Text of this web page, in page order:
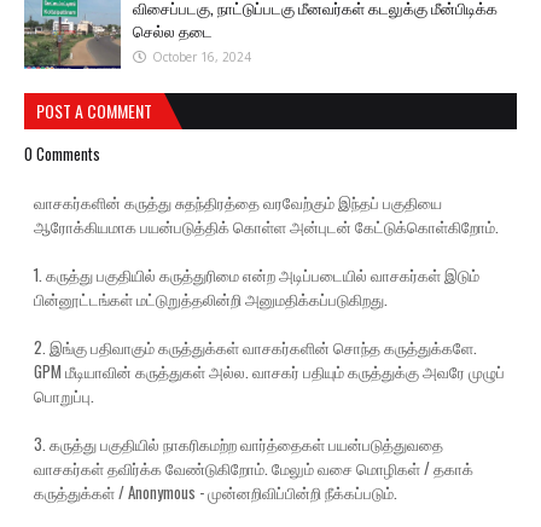
விசைப்படகு, நாட்டுப்படகு மீனவர்கள் கடலுக்கு மீன்பிடிக்க
செல்ல தடை
October 16, 2024
POST A COMMENT
0 Comments
வாசகர்களின் கருத்து சுதந்திரத்தை வரவேற்கும் இந்தப் பகுதியை
ஆரோக்கியமாக பயன்படுத்திக் கொள்ள அன்புடன் கேட்டுக்கொள்கிறோம்.
1. கருத்து பகுதியில் கருத்துரிமை என்ற அடிப்படையில் வாசகர்கள் இடும்
பின்னூட்டங்கள் மட்டுறுத்தலின்றி அனுமதிக்கப்படுகிறது.
2. இங்கு பதிவாகும் கருத்துக்கள் வாசகர்களின் சொந்த கருத்துக்களே.
GPM மீடியாவின் கருத்துகள் அல்ல. வாசகர் பதியும் கருத்துக்கு அவரே முழுப்
பொறுப்பு.
3. கருத்து பகுதியில் நாகரிகமற்ற வார்த்தைகள் பயன்படுத்துவதை
வாசகர்கள் தவிர்க்க வேண்டுகிறோம். மேலும் வசை மொழிகள் / தகாக்
கருத்துக்கள் / Anonymous - முன்னறிவிப்பின்றி நீக்கப்படும்.